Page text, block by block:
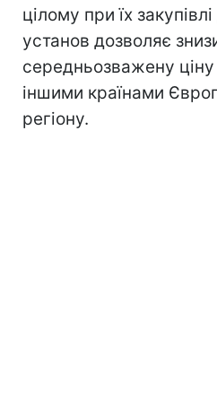
цілому при їх
установ дозволяє
середньозважену ціну
іншими країнами
регіону.